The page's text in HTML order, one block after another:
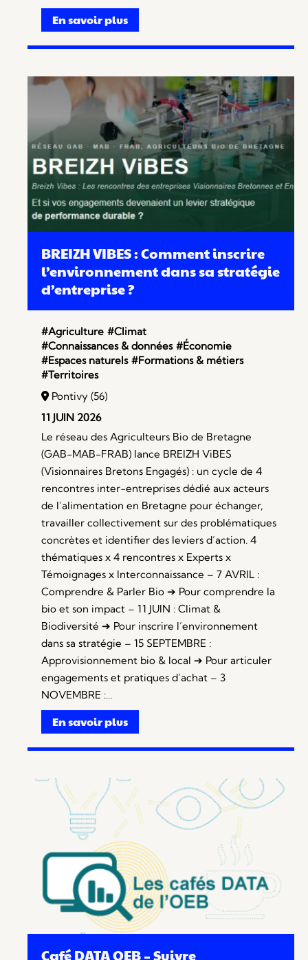
En savoir plus
BREIZH VIBES : Comment inscrire
l’environnement dans sa stratégie
d’entreprise ?
#Agriculture #Climat
#Connaissances & données #Économie
#Espaces naturels #Formations & métiers
#Territoires
Pontivy (56)
11 JUIN 2026
Le réseau des Agriculteurs Bio de Bretagne
(GAB-MAB-FRAB) lance BREIZH ViBES
(Visionnaires Bretons Engagés) : un cycle de 4
rencontres inter-entreprises dédié aux acteurs
de l’alimentation en Bretagne pour échanger,
travailler collectivement sur des problématiques
concrètes et identifier des leviers d’action. 4
thématiques x 4 rencontres x Experts x
Témoignages x Interconnaissance – 7 AVRIL :
Comprendre & Parler Bio ➔ Pour comprendre la
bio et son impact – 11 JUIN : Climat &
Biodiversité ➔ Pour inscrire l’environnement
dans sa stratégie – 15 SEPTEMBRE :
Approvisionnement bio & local ➔ Pour articuler
engagements et pratiques d’achat – 3
NOVEMBRE :…
En savoir plus
Café DATA OEB – Suivre